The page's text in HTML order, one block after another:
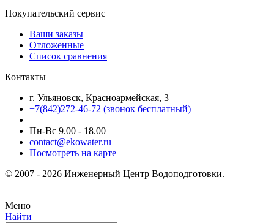
Покупательский сервис
Ваши заказы
Отложенные
Список сравнения
Контакты
г. Ульяновск, Красноармейская, 3
+7(842)272-46-72 (звонок бесплатный)
Пн-Вс 9.00 - 18.00
contact@ekowater.ru
Посмотреть на карте
© 2007 - 2026 Инженерный Центр Водоподготовки.
Меню
Найти